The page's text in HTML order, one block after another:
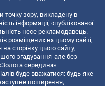
точку зору, викладену в
інформації, опублікованої
несе рекламодавець.
розміщених на цьому сайті,
сторінку цього сайту,
згадування, але без
середина»
буде вважатися: будь-яке
поширення,